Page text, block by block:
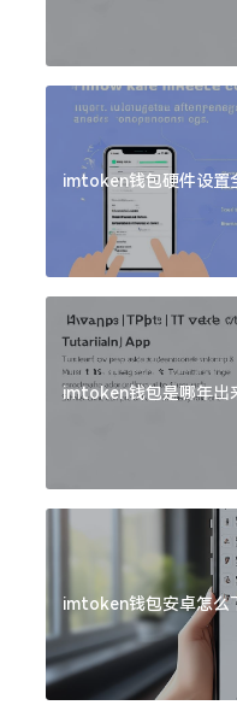
imtoken钱包硬件设置
imtoken钱包是哪年出
imtoken钱包安卓怎么